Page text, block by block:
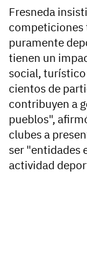
Fresneda
competiciones
puramente
tienen un
social, turístico
cientos de
contribuyen a
pueblos",
clubes a
ser "entidades
actividad